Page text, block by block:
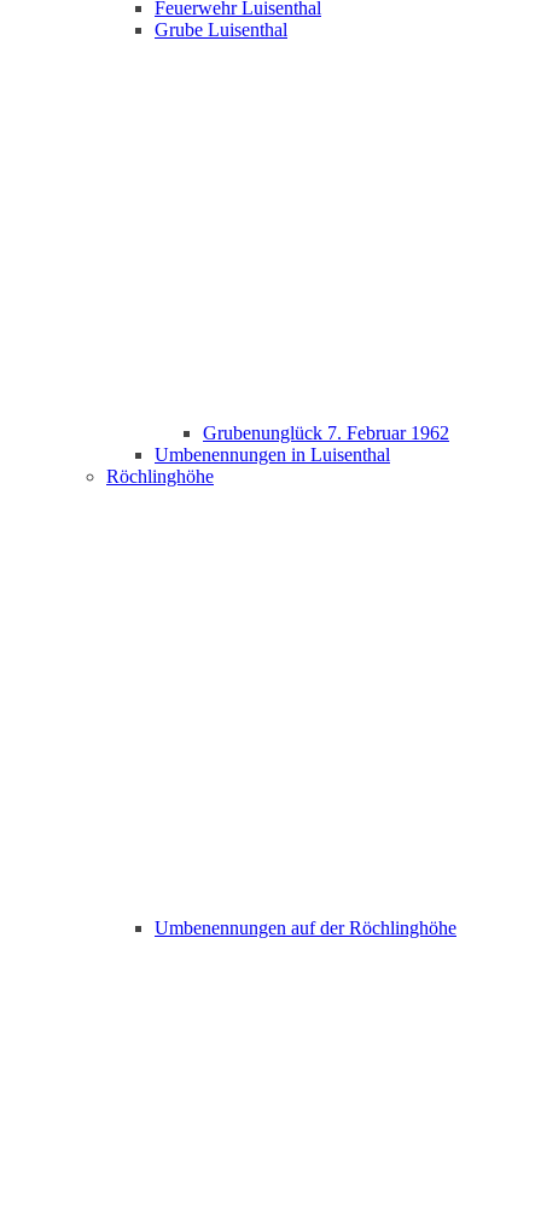
Feuerwehr Luisenthal
Grube Luisenthal
Grubenunglück 7. Februar 1962
Umbenennungen in Luisenthal
Röchlinghöhe
Umbenennungen auf der Röchlinghöhe